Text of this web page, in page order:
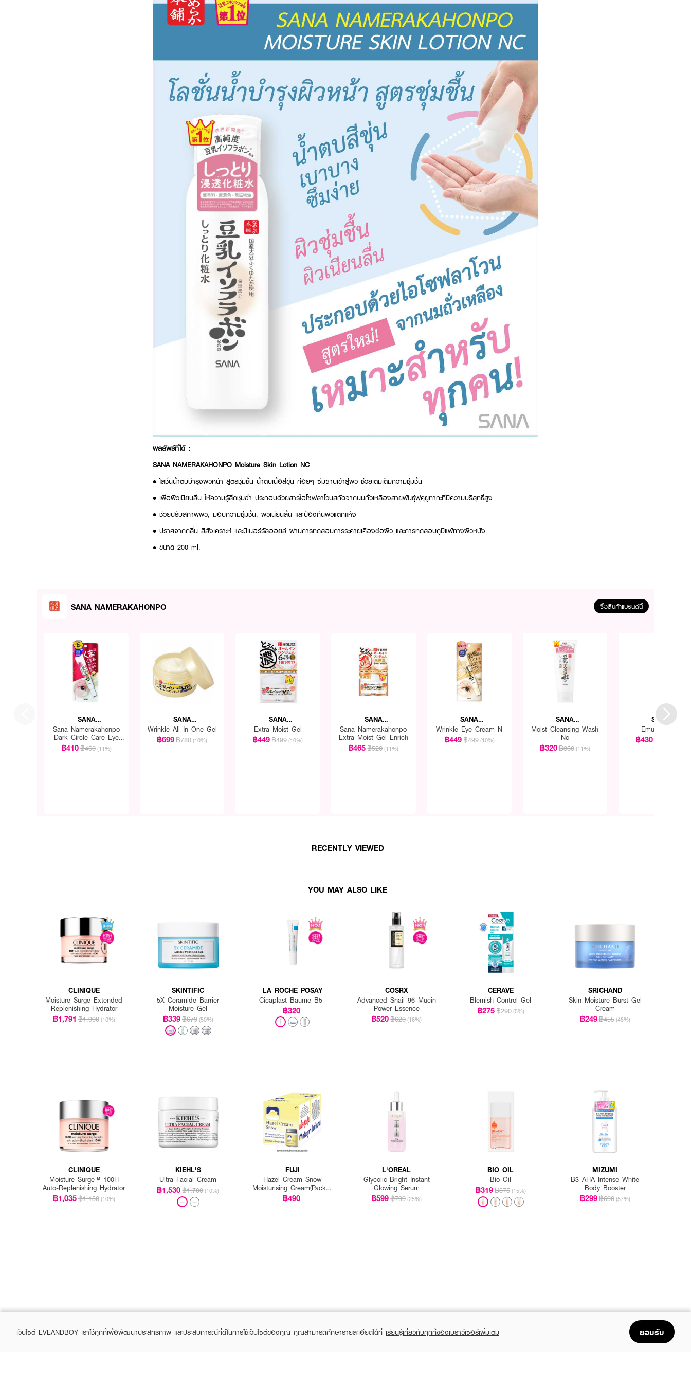
ผลลัพธ์ที่ได้ :
SANA NAMERAKAHONPO Moisture Skin Lotion NC
• โลชั่นน้ำตบบำรุงผิวหน้า สูตรชุ่มชื้น น้ำตบเนื้อสีขุ่น ค่อยๆ ซึมซาบเข้าสู่ผิว ช่วยเติมเต็มความชุ่มชื้น
• เพื่อผิวเนียนลื่น ให้ความรู้สึกชุ่มฉ่ำ ประกอบด้วยสารไอโซฟลาโวนสกัดจากนมถั่วเหลืองสายพันธุ์ฟุคุยูทากะที่มีความบริสุทธิ์สูง
• ช่วยปรับสภาพผิว, มอบความชุ่มชื้น, ผิวเนียนลื่น และป้องกันผิวแตกแห้ง
• ปราศจากกลิ่น สีสังเคราะห์ และมิเนอร์รัลออยล์ ผ่านการทดสอบการระคายเคืองต่อผิว และการทดสอบภูมิแพ้ทางผิวหนัง
• ขนาด 200 ml.
SANA NAMERAKAHONPO ซื้อสินค้าแบรนด์นี้
SANA
NAMERAKAHONPO
Sana Namerakahonpo
Dark Circle Care Eye
Cream
฿410฿460 (11%)
SANA
NAMERAKAHONPO
Wrinkle All In One Gel
฿699฿780 (10%)
SANA
NAMERAKAHONPO
Extra Moist Gel
฿449฿499 (10%)
SANA
NAMERAKAHONPO
Sana Namerakahonpo
Extra Moist Gel Enrich
฿465฿520 (11%)
SANA
NAMERAKAHONPO
Wrinkle Eye Cream N
฿449฿499 (10%)
SANA
NAMERAKAHONPO
Moist Cleansing Wash
Nc
฿320฿360 (11%)
SANA
NAMERAKAHONPO
Emulsion NC
฿430
RECENTLY VIEWED
YOU MAY ALSO LIKE
CLINIQUE
Moisture Surge Extended
Replenishing Hydrator
฿1,791 ฿1,990 (10%)
SKINTIFIC
5X Ceramide Barrier
Moisture Gel
฿339฿679 (50%)
LA ROCHE POSAY
Cicaplast Baume B5+
฿320
COSRX
Advanced Snail 96 Mucin
Power Essence
฿520฿620 (16%)
CERAVE
Blemish Control Gel
฿275฿290 (5%)
SRICHAND
Skin Moisture Burst Gel
Cream
฿249฿455 (45%)
CLINIQUE
Moisture Surge™ 100H
Auto-Replenishing Hydrator
฿1,035฿1,150 (10%)
KIEHL'S
Ultra Facial Cream
฿1,530฿1,700 (10%)
FUJI
Hazel Cream Snow
Moisturising Cream(Pack 1
Get 1 Free)
฿490
L'OREAL
Glycolic-Bright Instant
Glowing Serum
฿599฿799 (25%)
BIO OIL
Bio Oil
฿319฿375 (15%)
MIZUMI
B3 AHA Intense White
Body Booster
฿299฿690 (57%)
เว็บไซต์ EVEANDBOY เราใช้คุกกี้เพื่อพัฒนาประสิทธิภาพ และประสบการณ์ที่ดีในการใช้เว็บไซต์ของคุณ คุณสามารถศึกษารายละเอียดได้ที่ เรียนรู้เกี่ยวกับคุกกี้ของเบราว์เซอร์เพิ่มเติม ยอมรับ